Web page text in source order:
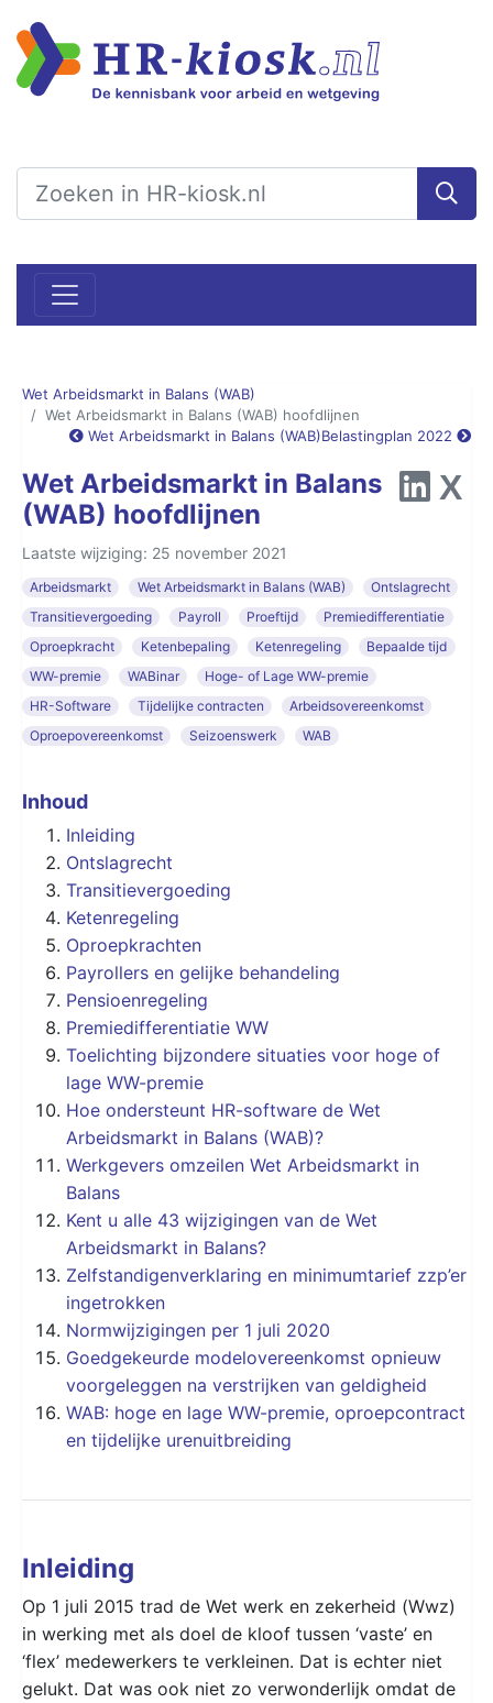
Wet Arbeidsmarkt in Balans (WAB)
Wet Arbeidsmarkt in Balans (WAB) hoofdlijnen
Wet Arbeidsmarkt in Balans (WAB)Belastingplan 2022
Wet Arbeidsmarkt in Balans
(WAB) hoofdlijnen
Laatste wijziging: 25 november 2021
Arbeidsmarkt Wet Arbeidsmarkt in Balans (WAB)
Ontslagrecht
Transitievergoeding
Payroll Proeftijd
Premiedifferentiatie
Oproepkracht
Ketenbepaling Ketenregeling
Bepaalde tijd
WW-premie
WABinar
Hoge- of Lage WW-premie
HR-Software
Tijdelijke contracten
Arbeidsovereenkomst
Oproepovereenkomst
Seizoenswerk WAB
Inhoud
Inleiding
Ontslagrecht
Transitievergoeding
Ketenregeling
Oproepkrachten
Payrollers en gelijke behandeling
Pensioenregeling
Premiedifferentiatie WW
Toelichting bijzondere situaties voor hoge of
lage WW-premie
Hoe ondersteunt HR-software de Wet
Arbeidsmarkt in Balans (WAB)?
Werkgevers omzeilen Wet Arbeidsmarkt in
Balans
Kent u alle 43 wijzigingen van de Wet
Arbeidsmarkt in Balans?
Zelfstandigenverklaring en minimumtarief zzp’er
ingetrokken
Normwijzigingen per 1 juli 2020
Goedgekeurde modelovereenkomst opnieuw
voorgeleggen na verstrijken van geldigheid
WAB: hoge en lage WW-premie, oproepcontract
en tijdelijke urenuitbreiding
Inleiding
Op 1 juli 2015 trad de Wet werk en zekerheid (Wwz)
in werking met als doel de kloof tussen ‘vaste’ en
‘flex’ medewerkers te verkleinen. Dat is echter niet
gelukt. Dat was ook niet zo verwonderlijk omdat de